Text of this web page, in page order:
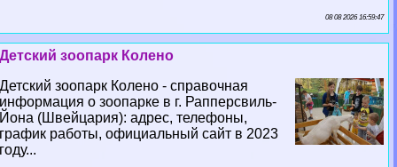
08 08 2026 16:59:47
Детский зоопарк Колено
Детский зоопарк Колено - справочная
информация о зоопарке в г. Рапперсвиль-
Йона (Швейцария): адрес, телефоны,
график работы, официальный сайт в 2023
году...